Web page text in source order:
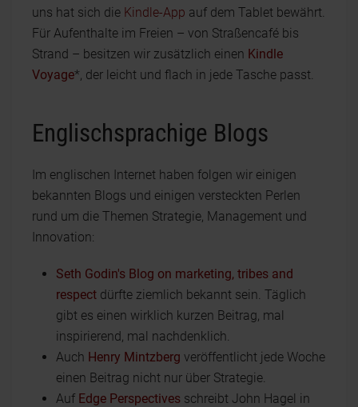
uns hat sich die Kindle-App auf dem Tablet bewährt.
Für Aufenthalte im Freien – von Straßencafé bis
Strand – besitzen wir zusätzlich einen Kindle
Voyage*, der leicht und flach in jede Tasche passt.
Englischsprachige Blogs
Im englischen Internet haben folgen wir einigen
bekannten Blogs und einigen versteckten Perlen
rund um die Themen Strategie, Management und
Innovation:
Seth Godin's Blog on marketing, tribes and
respect dürfte ziemlich bekannt sein. Täglich
gibt es einen wirklich kurzen Beitrag, mal
inspirierend, mal nachdenklich.
Auch Henry Mintzberg veröffentlicht jede Woche
einen Beitrag nicht nur über Strategie.
Auf Edge Perspectives schreibt John Hagel in